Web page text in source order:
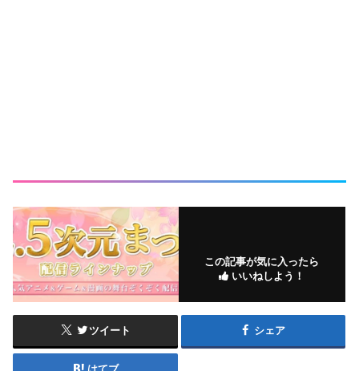
この記事が気に入ったら
いいねしよう！
ツイート シェア